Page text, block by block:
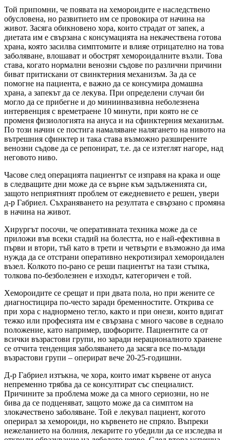
Той припомни, че появата на хемороидите е наследствено
обусловена, но развитието им се провокира от начина на
живот. Засяга обикновено хора, които страдат от запек, а
диетата им е свързана с консумацията на некачествена готова
храна, която засилва симптомите и влияе отрицателно на това
заболяване, влошават и обострят хемороидалните възли. Това
става, когато нормални венозни съдове по различни причини
биват притискани от свинктерния механизъм. За да се
помогне на пациента, е важно да се консумира домашна
храна, а запекът да се лекува. При определени случаи би
могло да се прибегне и до миниинвазивна неболезнена
интервенция с времетраене 10 минути, при която не се
променя физиологията на ануса и на сфинктерния механизъм.
По този начин се постига намаляване налягането на нивото на
вътрешния сфинктер и така става възможно разширените
венозни съдове да се репонират, т.е. да се изтеглят нагоре, над
неговото ниво.
Часове след операцията пациентът се изправя на крака и още
в следващите дни може да се върне към задълженията си,
защото неприятният проблем от ежедневието е решен, увери
д-р Габриел. Съхраняването на резултата е свързано с промяна
в начина на живот.
Хирургът посочи, че оперативната техника може да се
приложи във всеки стадий на болестта, но е най-ефективна в
първи и втори, тъй като в трети и четвърти е възможно да има
нужда да се отстрани оперативно некротизирал хемороидален
възел. Колкото по-рано се реши пациентът на тази стъпка,
толкова по-безболезнен е изходът, категоричен е той.
Хемороидите се срещат и при двата пола, но при жените се
диагностицира по-често заради бременностите. Открива се
при хора с наднормено тегло, както и при онези, които вдигат
тежко или професията им е свързана с много часове в седнало
положение, като например, шофьорите. Пациентите са от
всички възрастови групи, но заради нерационалното хранене
се отчита тенденция заболяването да засяга все по-млади
възрастови групи – оперират вече 20-25-годишни.
Д-р Габриел изтъкна, че хора, които имат кървене от ануса
непременно трябва да се консултират със специалист.
Причините за проблема може да са много сериозни, но не
бива да се подценяват, защото може да са симптом на
злокачествено заболяване. Той е лекувал пациент, когото
оперирал за хемороиди, но кървенето не спряло. Въпреки
нежеланието на болния, лекарите го убедили да се изследва и